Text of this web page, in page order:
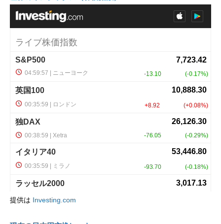
提供は Investing.com